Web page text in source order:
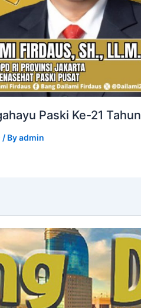
Paski Ke-21 Tahun
/ Byadmin